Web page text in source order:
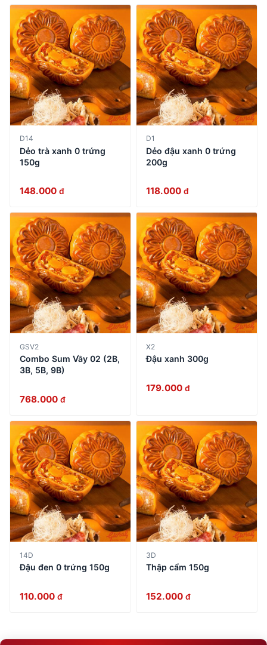
D14
Dẻo trà xanh 0 trứng
150g
148.000 đ
D1
Dẻo đậu xanh 0 trứng
200g
118.000 đ
GSV2
Combo Sum Vầy 02 (2B,
3B, 5B, 9B)
768.000 đ
X2
Đậu xanh 300g
179.000 đ
14D
Đậu đen 0 trứng 150g
110.000 đ
3D
Thập cẩm 150g
152.000 đ